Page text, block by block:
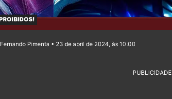
Pimenta • 23 de abril de 2024, às 10:00
PUBLICIDADE